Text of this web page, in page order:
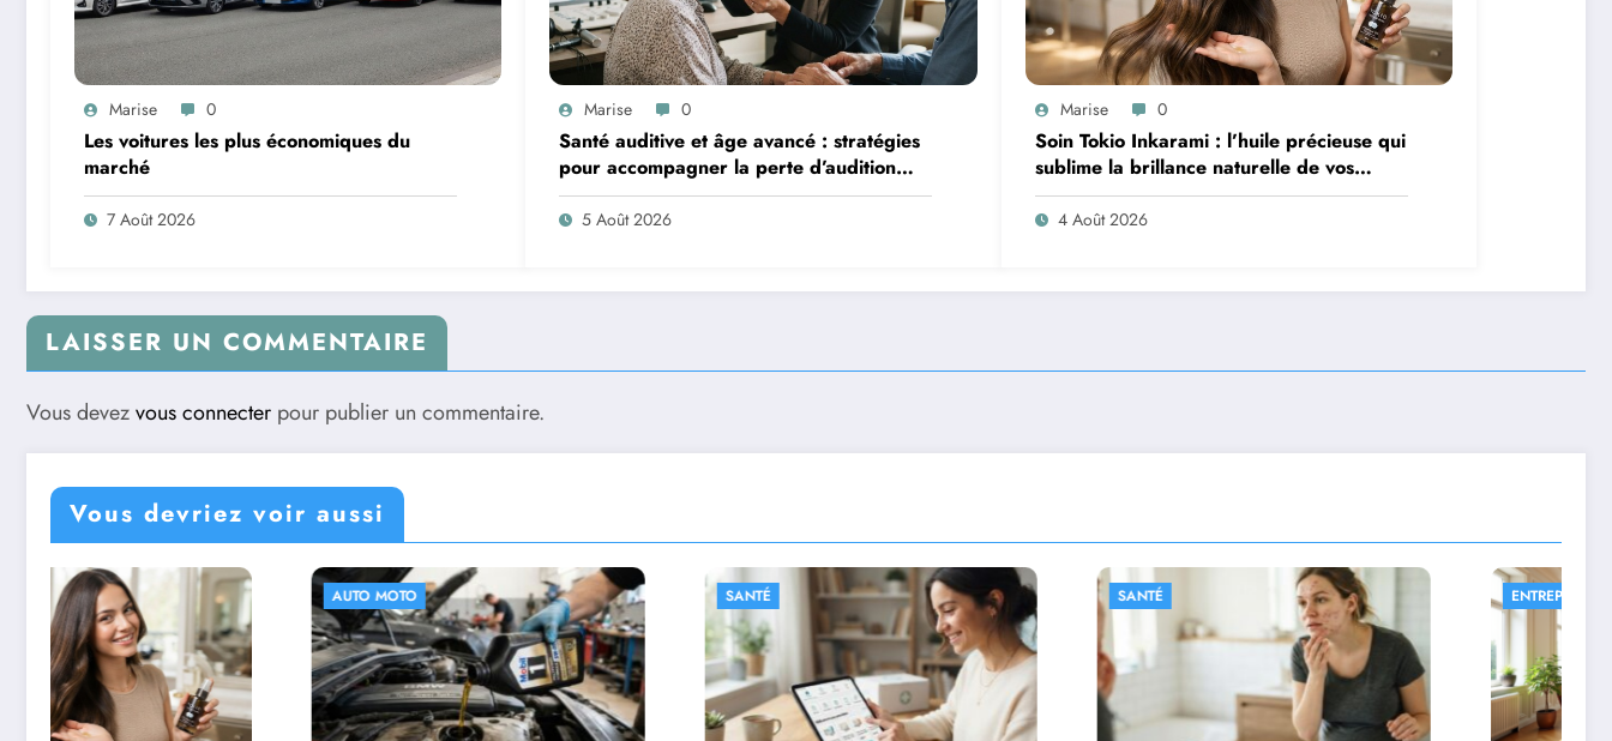
Marise 0
Les voitures les plus économiques du
marché
7 Août 2026
Marise 0
Santé auditive et âge avancé : stratégies
pour accompagner la perte d’audition
chez les seniors
5 Août 2026
Marise 0
Soin Tokio Inkarami : l’huile précieuse qui
sublime la brillance naturelle de vos
cheveux
4 Août 2026
LAISSER UN COMMENTAIRE
Vous devezvous connecter pour publier un commentaire.
Vous devriez voir aussi
AUTO MOTO SANTÉ SANTÉ ENTREPRISE